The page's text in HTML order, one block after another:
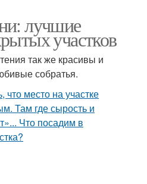
лучшие
участков
так же красивы и
собратья.